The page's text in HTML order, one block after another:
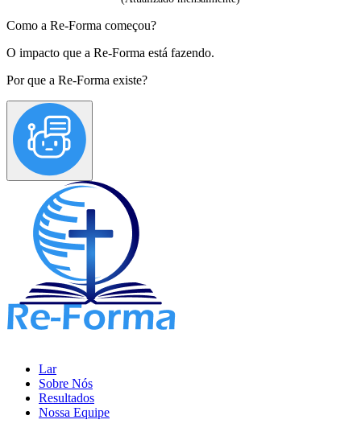
Como a Re-Forma começou?
O impacto que a Re-Forma está fazendo.
Por que a Re-Forma existe?
Lar
Sobre Nós
Resultados
Nossa Equipe